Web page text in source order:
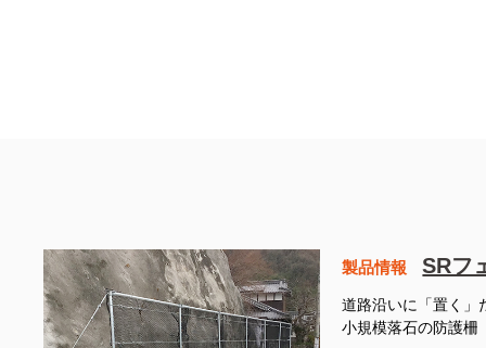
製品情報 SRフ
道路沿いに「置く」
小規模落石の防護柵